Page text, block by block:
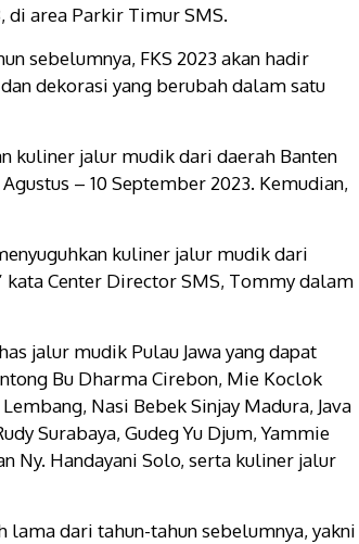
di area Parkir Timur SMS.
sebelumnya, FKS 2023 akan hadir
dekorasi yang berubah dalam satu
kuliner jalur mudik dari daerah Banten
– 10 September 2023. Kemudian,
kuliner jalur mudik dari
kata Center Director SMS, Tommy dalam
jalur mudik Pulau Jawa yang dapat
Bu Dharma Cirebon, Mie Koclok
Nasi Bebek Sinjay Madura, Java
Surabaya, Gudeg Yu Djum, Yammie
Ny. Handayani Solo, serta kuliner jalur
lama dari tahun-tahun sebelumnya, yakni